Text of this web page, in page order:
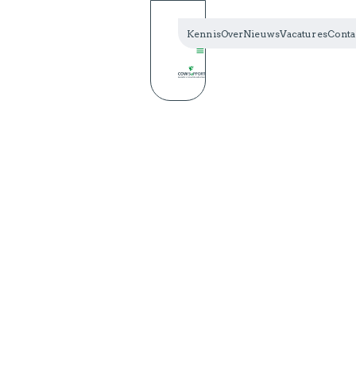
KennisOverNieuwsVacatures